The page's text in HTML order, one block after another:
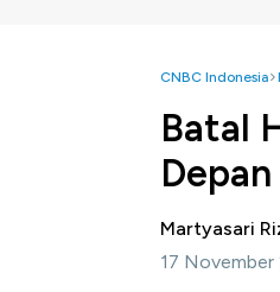
CNBC Indonesia
Batal
Depan
Martyasari
17 November